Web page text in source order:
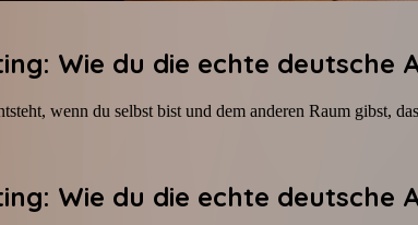
Wie du die echte deutsche
wenn du selbst bist und dem anderen Raum gibst,
Wie du die echte deutsche